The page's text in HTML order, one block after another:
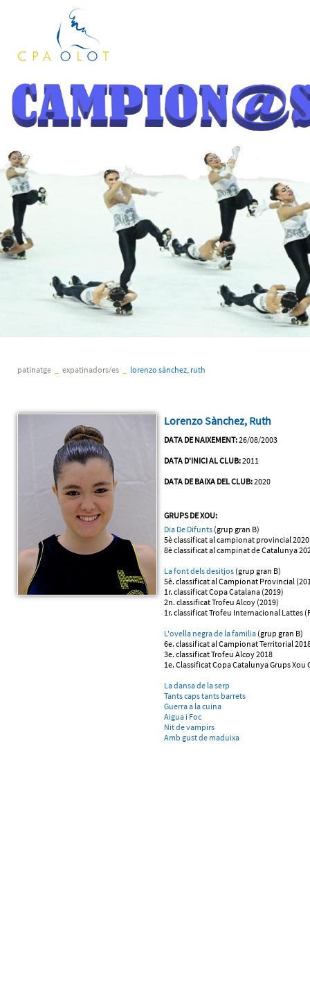
patinatge expatinadors/es lorenzo sànchez, ruth
Lorenzo Sànchez, Ruth
DATA DE NAIXEMENT:26/08/2003
DATA D'INICI AL CLUB:2011
DATA DE BAIXA DEL CLUB:2020
GRUPS DE XOU:
Dia De Difunts(grup gran B)
5è classificat al campionat provincial 2020
8è classificat al campinat de Catalunya
La font dels desitjos(grup gran B)
5è. classificat al Campionat Provincial
1r. classificat Copa Catalana (2019)
2n. classificat Trofeu Alcoy (2019)
1r. classificat Trofeu Internacional Lattes
L'ovella negra de la familia (grup gran B)
6e. classificat al Campionat Territorial
3e. classificat Trofeu Alcoy 2018
1e. Classificat Copa Catalunya Grups Xou
La dansa de la serp
Tants caps tants barrets
Guerra a la cuina
Aigua i Foc
Nit de vampirs
Amb gust de maduixa